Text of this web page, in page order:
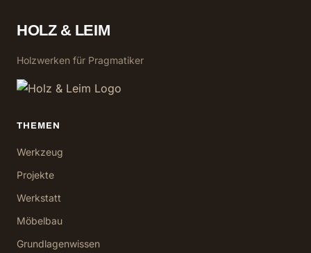
HOLZ & LEIM
Holzwerken für Pragmatiker
THEMEN
Werkzeug
Projekte
Werkstatt
Möbelbau
Grundlagenwissen